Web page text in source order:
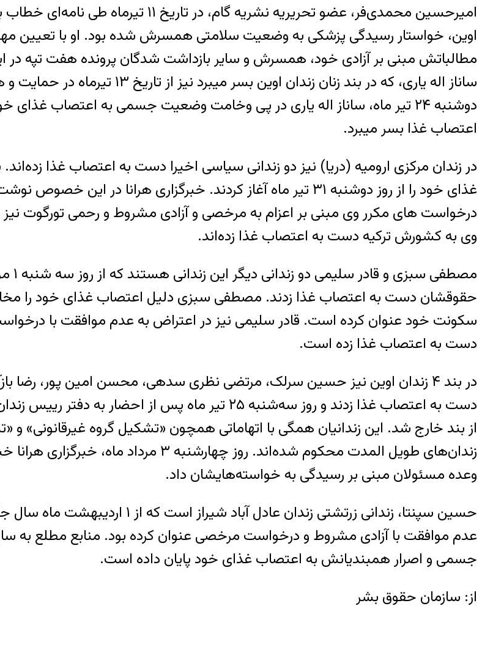
اوین، خواستار رسیدگی پزشکی به وضعیت سلامتی همسرش شده بود. او با تعیین
مطالباتش مبنی بر آزادی خود، همسرش و سایر بازداشت شدگان پرونده هفت تپه
ساناز اله یاری، که در بند زنان
دوشنبه ۲۴ تیر ماه، ساناز اله یاری در پی وخامت وضعیت جسمی به اعتصاب
اعتصاب غذا بسر میبرد.
در زندان مرکزی ارومیه (دریا) نیز دو زندانی سیاسی اخیرا دست به اعتصاب غذا
غذای خود را از روز دوشنبه ۳۱ تیر ماه آغاز کردند. خبرگزاری هرانا
درخواست های مکرر وی مبنی بر اعزام به مرخصی و آزادی مشروط و رحمی تورگوت
وی به کشورش ترکیه دست به اعتصاب غذا زده‌اند.
حقوقشان دست به اعتصاب غذا زدند. مصطفی سبزی دلیل اعتصاب غذای خود را
سکونت خود عنوان کرده است. قادر سلیمی نیز در اعتراض به عدم موافقت با
دست به اعتصاب غذا زده است.
دست به اعتصاب غذا زدند و روز سه‌شنبه ۲۵ تیر ماه پس
از بند خارج شد. این زندانیان همگی با اتهاماتی همچون «تشکیل گروه غیرقانونی» و
وعده مسئولان مبنی بر رسیدگی به خواسته‌هایشان داد.
حسین سپنتا، زندانی زرتشتی زندان
عدم موافقت با آزادی مشروط و درخواست مرخصی عنوان کرده بود. منابع مطلع به
جسمی و اصرار همبندیانش به اعتصاب غذای خود پایان داده است.
از: سازمان حقوق بشر